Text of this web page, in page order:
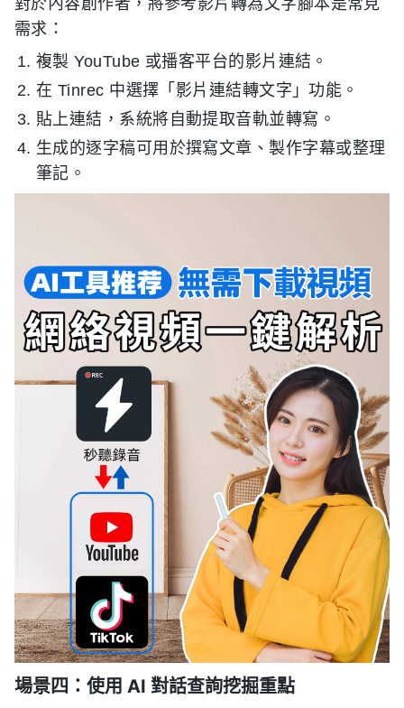
需求：
複製 YouTube 或播客平台的影片連結。
在 Tinrec 中選擇「影片連結轉文字」功能。
貼上連結，系統將自動提取音軌並轉寫。
生成的逐字稿可用於撰寫文章、製作字幕或整理
筆記。
場景四：使用 AI 對話查詢挖掘重點